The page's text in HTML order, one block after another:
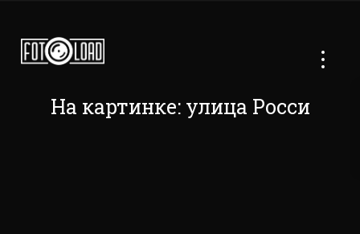
На картинке: улица Росси